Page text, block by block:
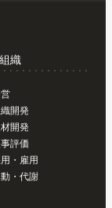
織
開発
材開発
事評価
・雇用
・代謝